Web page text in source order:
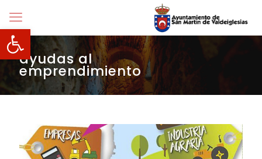
Abrir barra de herramientas
ayudas al
emprendimiento